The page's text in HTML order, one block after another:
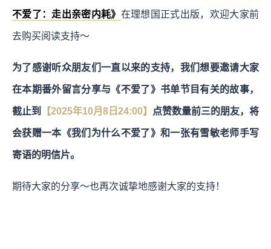
不爱了：走出亲密内耗》 在理想国正式出版，欢迎大家前
去购买阅读支持～
为了感谢听众朋友们一直以来的支持，我们想要邀请大家
在本期番外留言分享与《不爱了》书单节目有关的故事，
截止到 【2025年10月8日24:00】 点赞数量前三的朋友，将
会获赠一本《我们为什么不爱了》和一张有雪敏老师手写
寄语的明信片。
期待大家的分享～也再次诚挚地感谢大家的支持！